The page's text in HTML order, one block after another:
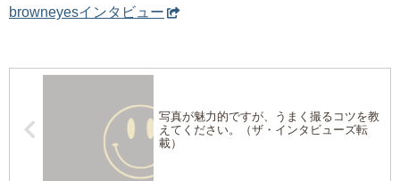
browneyesインタビュー
写真が魅力的ですが、うまく撮るコツを教
えてください。（ザ・インタビューズ転
載）